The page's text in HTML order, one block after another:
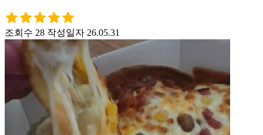
조회수 28 작성일자 26.05.31